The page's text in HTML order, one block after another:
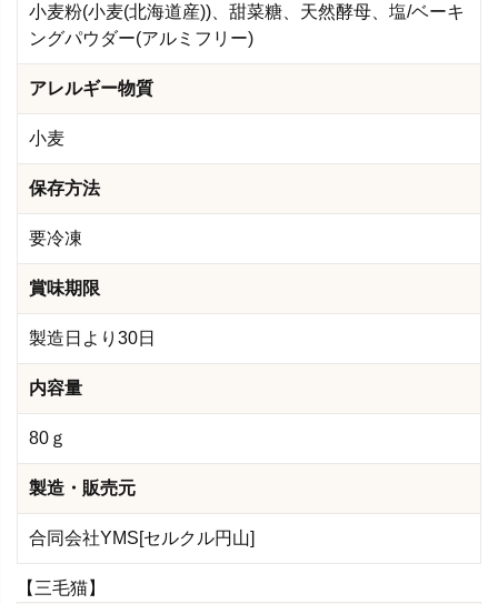
小麦粉(小麦(北海道産))、甜菜糖、天然酵母、塩/ベーキ
ングパウダー(アルミフリー)
アレルギー物質
小麦
保存方法
要冷凍
賞味期限
製造日より30日
内容量
80ｇ
製造・販売元
合同会社YMS[セルクル円山]
【三毛猫】